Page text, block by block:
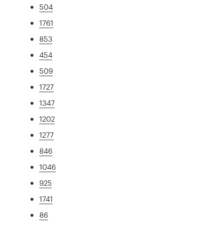
504
1761
853
454
509
1727
1347
1202
1277
846
1046
925
1741
86